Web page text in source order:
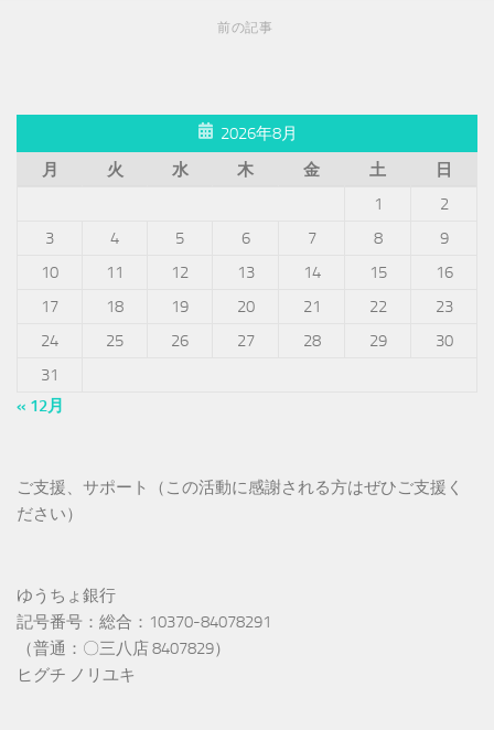
前の記事
2026年8月
月
火 水 木 金 土
日
1
2
3
4 5 6 7 8
9
10
11 12 13 14 15
16
17
18 19 20 21 22
23
24
25 26 27 28 29
30
31
« 12月
ご支援、サポート（この活動に感謝される方はぜひご支援く
ださい）
ゆうちょ銀行
記号番号：総合：10370-84078291
（普通：〇三八店 8407829）
ヒグチ ノリユキ